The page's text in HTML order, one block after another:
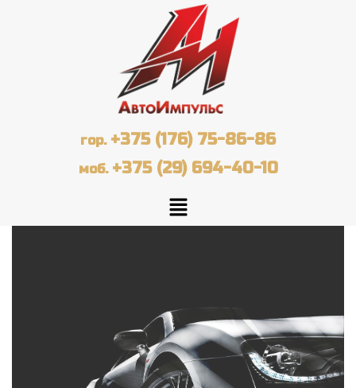
гор. +375 (176) 75-86-86
моб. +375 (29) 694-40-10